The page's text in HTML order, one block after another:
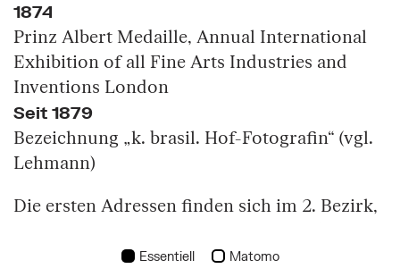
1874
Prinz Albert Medaille, Annual International
Exhibition of all Fine Arts Industries and
Inventions London
Seit 1879
Bezeichnung „k. brasil. Hof-Fotografin“ (vgl.
Lehmann)
Die ersten Adressen finden sich im 2. Bezirk,
Atelier in der Praterstraße 18 / Hôtel de
Essentiell Matomo